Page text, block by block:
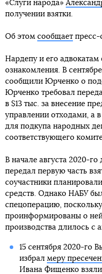
«Слуги народа»
получении взятки.
Об этом сообщает пресс-
Нардепу и его
ознакомления. В
сообщили Юрченко о
Юрченко требовал
в $13 тыс. за внесение
управлении отходами, а
для подкупа народных
соответствующего
В начале августа 2020-
передал первую часть
соучастники
средств. Однако НАБУ
спецоперацию,
проинформированы о
производства длилось с
15 сентября 2020-го
избрал меру
Ивана Фищенко